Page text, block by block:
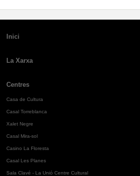
Inici
La Xarxa
Centres
Casa de Cultura
Casal Torreblanca
Xalet Negre
Casal Mira-sol
Casino La Floresta
Casal Les Planes
Sala Clavé - La Unió Centre Cultural